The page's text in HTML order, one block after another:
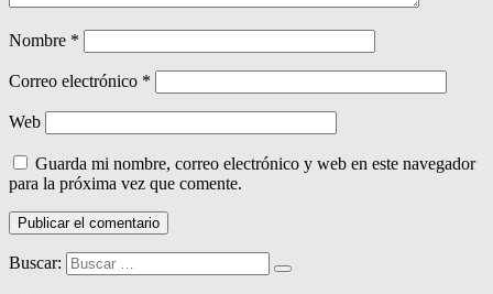
Nombre *
Correo electrónico *
Web
Guarda mi nombre, correo electrónico y web en este navegador
para la próxima vez que comente.
Buscar: